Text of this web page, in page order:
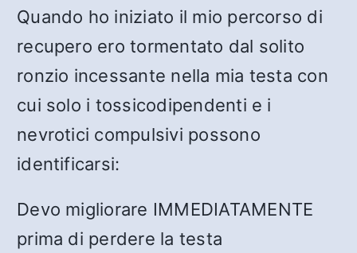
Quando ho iniziato il mio percorso di
recupero ero tormentato dal solito
ronzio incessante nella mia testa con
cui solo i tossicodipendenti e i
nevrotici compulsivi possono
identificarsi:
Devo migliorare IMMEDIATAMENTE
prima di perdere la testa